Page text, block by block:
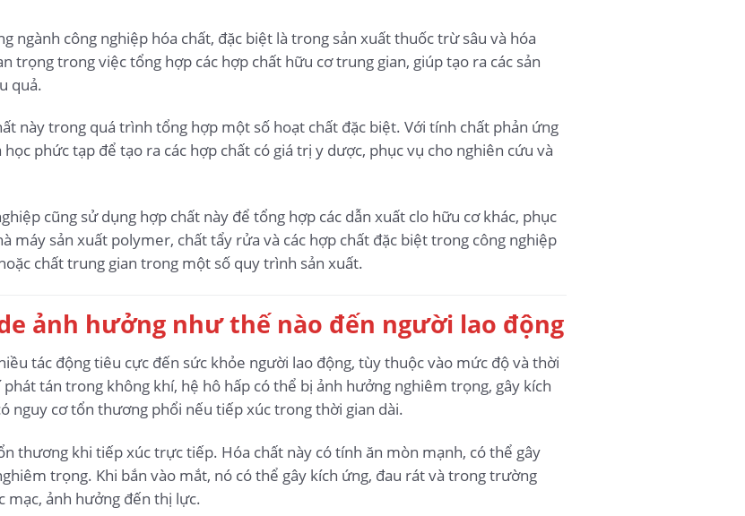
ngành công nghiệp hóa chất, đặc biệt là trong sản xuất thuốc trừ sâu và hóa
trọng trong việc tổng hợp các hợp chất hữu cơ trung gian, giúp tạo ra các sản
quả.
này trong quá trình tổng hợp một số hoạt chất đặc biệt. Với tính chất phản ứng
phức tạp để tạo ra các hợp chất có giá trị y dược, phục vụ cho nghiên cứu và
cũng sử dụng hợp chất này để tổng hợp các dẫn xuất clo hữu cơ khác, phục
máy sản xuất polymer, chất tẩy rửa và các hợp chất đặc biệt trong công nghiệp
chất trung gian trong một số quy trình sản xuất.
ảnh hưởng như thế nào đến người lao động
tác động tiêu cực đến sức khỏe người lao động, tùy thuộc vào mức độ và thời
tán trong không khí, hệ hô hấp có thể bị ảnh hưởng nghiêm trọng, gây kích
nguy cơ tổn thương phổi nếu tiếp xúc trong thời gian dài.
thương khi tiếp xúc trực tiếp. Hóa chất này có tính ăn mòn mạnh, có thể gây
trọng. Khi bắn vào mắt, nó có thể gây kích ứng, đau rát và trong trường
mạc, ảnh hưởng đến thị lực.